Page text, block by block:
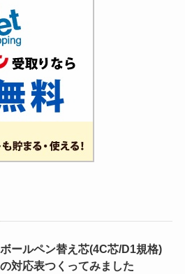
ボールペン替え芯(4C芯/D1規格)
の対応表つくってみました